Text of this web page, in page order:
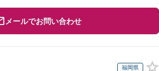
メールでお問い合わせ
福岡県